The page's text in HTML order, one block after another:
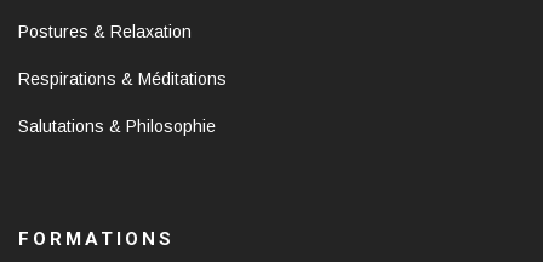
Postures & Relaxation
Respirations & Méditations
Salutations & Philosophie
FORMATIONS